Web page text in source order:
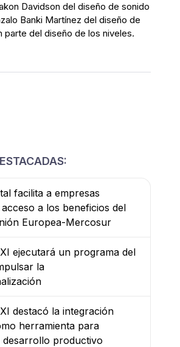
Davidson del diseño de sonido
Banki Martínez del diseño de
parte del diseño de los niveles.
facilita a empresas
a los beneficios del
Europea-Mercosur
ejecutará un programa del
la
destacó la integración
herramienta para
desarrollo productivo